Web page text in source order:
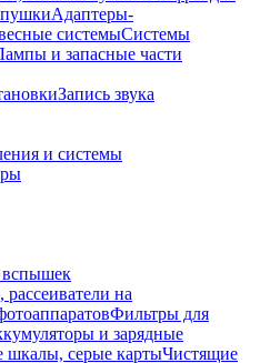
Адаптеры-
системыСистемы
и запасные части
Запись звука
и системы
вспышек
на
Фильтры для
и зарядные
серые картыЧистящие